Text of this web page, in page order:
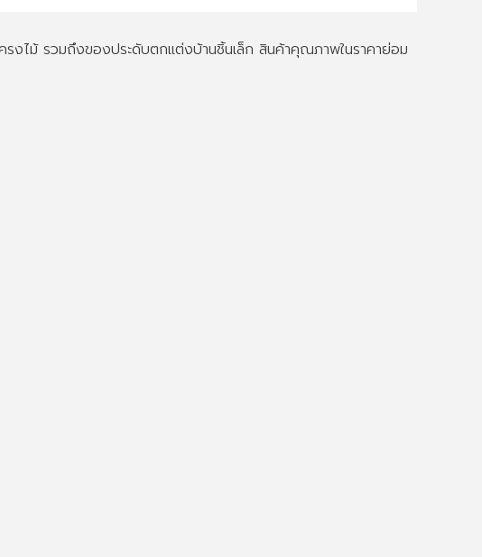
รงไม้ รวมถึงของประดับตกแต่งบ้านชิ้นเล็ก สินค้าคุณภาพในราคาย่อม